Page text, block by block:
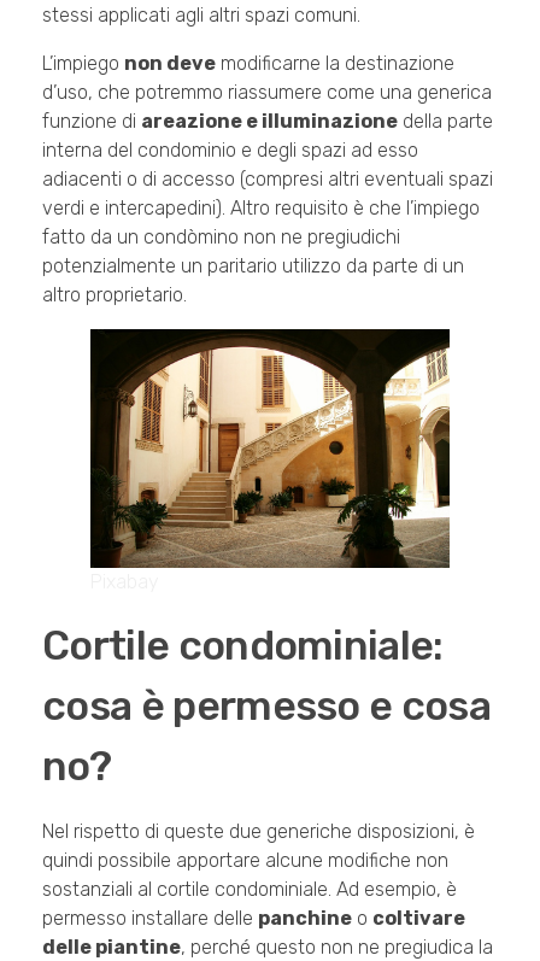
stessi applicati agli altri spazi comuni.
L’impiego non deve modificarne la destinazione
d’uso, che potremmo riassumere come una generica
funzione di areazione e illuminazione della parte
interna del condominio e degli spazi ad esso
adiacenti o di accesso (compresi altri eventuali spazi
verdi e intercapedini). Altro requisito è che l’impiego
fatto da un condòmino non ne pregiudichi
potenzialmente un paritario utilizzo da parte di un
altro proprietario.
Cortile condominiale:
cosa è permesso e cosa
no?
Nel rispetto di queste due generiche disposizioni, è
quindi possibile apportare alcune modifiche non
sostanziali al cortile condominiale. Ad esempio, è
permesso installare delle panchine o coltivare
delle piantine, perché questo non ne pregiudica la